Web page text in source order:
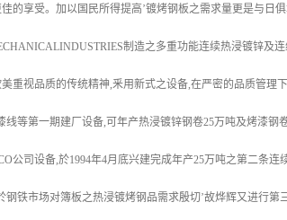
的享受。加以国民所得提高’镀烤钢板之需求量更是与日
制造之多重功能连续热浸镀锌及
重视品质的传统精神,釆用新式之设备,在严密的品质管理
等第一期建厂设备,可年产热浸镀锌钢卷25万吨及烤漆钢
公司设备,於1994年4月底兴建完成年产25万吨之第二条
铁市场对簿板之热浸镀烤钢品需求殷切’故烨辉又进行